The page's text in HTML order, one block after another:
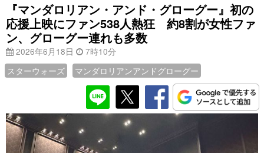
『マンダロリアン・アンド・グローグー』初の
応援上映にファン538人熱狂 約8割が女性ファ
ン、グローグー連れも多数
2026年6月18日
7時10分
スターウォーズ
マンダロリアンアンドグローグー